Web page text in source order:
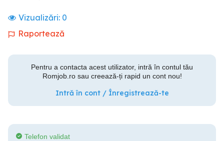
Vizualizări: 0
Raportează
Pentru a contacta acest utilizator, intră în contul tău
Romjob.ro sau creează-ți rapid un cont nou!
Intră în cont / Înregistrează-te
Telefon validat